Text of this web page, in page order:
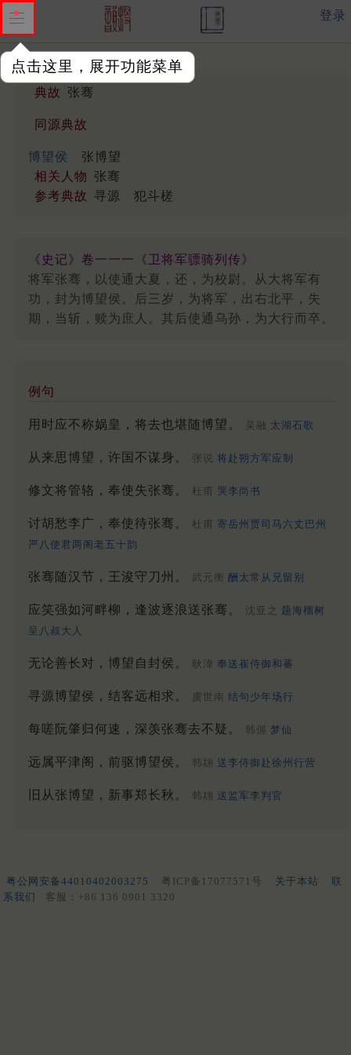
点击这里，展开功能菜单
登录
典故 张骞
同源典故
博望侯
张博望
相关人物 张骞
参考典故 寻源 犯斗槎
《史记》卷一一一《卫将军骠骑列传》
将军张骞，以使通大夏，还，为校尉。从大将军有
功，封为博望侯。后三岁，为将军，出右北平，失
期，当斩，赎为庶人。其后使通乌孙，为大行而卒。
例句
用时应不称娲皇，将去也堪随博望。 吴融 太湖石歌
从来思博望，许国不谋身。 张说 将赴朔方军应制
修文将管辂，奉使失张骞。 杜甫 哭李尚书
讨胡愁李广，奉使待张骞。 杜甫 寄岳州贾司马六丈巴州
严八使君两阁老五十韵
张骞随汉节，王浚守刀州。 武元衡 酬太常从兄留别
应笑强如河畔柳，逢波逐浪送张骞。 沈亚之 题海榴树
呈八叔大人
无论善长对，博望自封侯。 耿湋 奉送崔侍御和蕃
寻源博望侯，结客远相求。 虞世南 结句少年场行
每嗟阮肇归何速，深羡张骞去不疑。 韩偓 梦仙
远属平津阁，前驱博望侯。 韩翃 送李侍御赴徐州行营
旧从张博望，新事郑长秋。 韩翃 送监军李判官
粤公网安备44010402003275 粤ICP备17077571号 关于本站
联
系我们
客服：+86 136 0901 3320